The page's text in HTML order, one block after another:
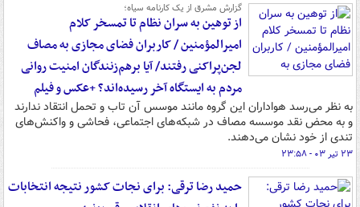
گزارش مشرق از یک کارنامه سیاه؛
از توهین به سران نظام تا تمسخر کلام
امیرالمؤمنین / کاربران فضای مجازی به مصاف
لجن‌پراکنی رفتند/ آیا برهم‌زنندگان امنیت روانی
مردم به ایستگاه آخر رسیده‌اند؟ +عکس و فیلم
به نظر می‌رسد هواداران این گروه مانند موسس آن تاب و تحمل انتقاد ندارند
و به محض نقد موسسه مصاف در شبکه‌های اجتماعی، فحاشی و واکنش‌های
تندی از خود نشان می‌دهند.
۲۳ تیر ۰۳ - ۲۳:۵۸
حمید رضا ترقی: برای نجات کشور نتیجه انتخابات